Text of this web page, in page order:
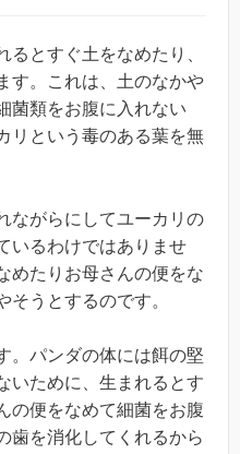
るとすぐ土をなめたり、
す。これは、土のなかや
菌類をお腹に入れない
リという毒のある葉を無
ながらにしてユーカリの
いるわけではありませ
めたりお母さんの便をな
そうとするのです。
。パンダの体には餌の堅
いために、生まれるとす
の便をなめて細菌をお腹
歯を消化してくれるから